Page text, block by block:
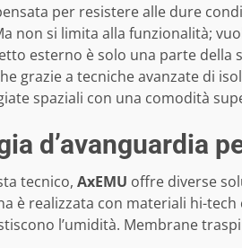
per resistere alle dure
non si limita alla funzionalità;
esterno è solo una parte
grazie a tecniche avanzate di
spaziali con una comodità
d’avanguardia
tecnico, AxEMU offre diverse
è realizzata con materiali hi-
l’umidità. Membrane